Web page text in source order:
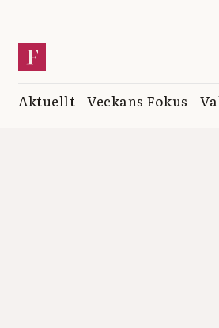
Aktuellt Veckans Fokus